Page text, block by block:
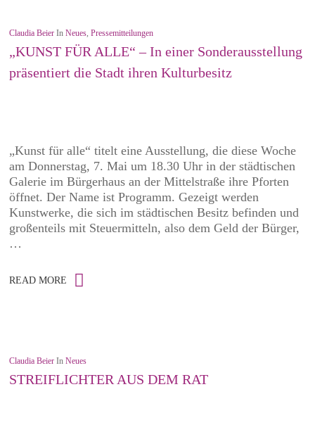
Claudia Beier InNeues,Pressemitteilungen
„KUNST FÜR ALLE“ – In einer Sonderausstellung
präsentiert die Stadt ihren Kulturbesitz
„Kunst für alle“ titelt eine Ausstellung, die diese Woche
am Donnerstag, 7. Mai um 18.30 Uhr in der städtischen
Galerie im Bürgerhaus an der Mittelstraße ihre Pforten
öffnet. Der Name ist Programm. Gezeigt werden
Kunstwerke, die sich im städtischen Besitz befinden und
großenteils mit Steuermitteln, also dem Geld der Bürger,
…
READ MORE
Claudia Beier InNeues
STREIFLICHTER AUS DEM RAT